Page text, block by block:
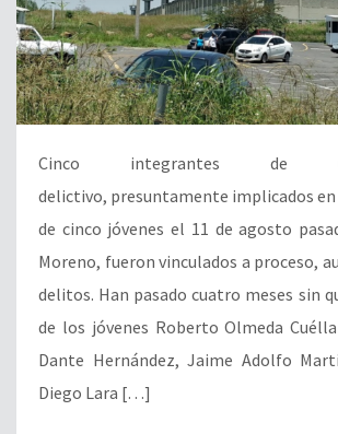
Cinco integrantes de
delictivo, presuntamente implicados en
de cinco jóvenes el 11 de agosto
Moreno, fueron vinculados a proceso,
delitos. Han pasado cuatro meses sin
de los jóvenes Roberto Olmeda
Dante Hernández, Jaime Adolfo
Diego Lara […]